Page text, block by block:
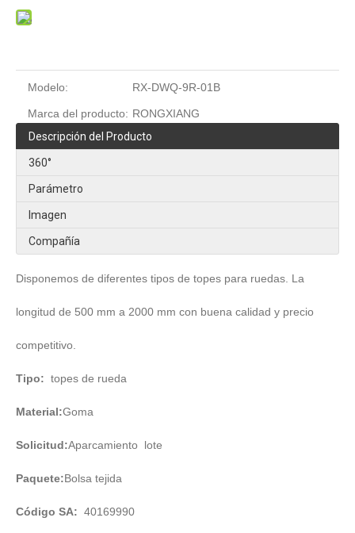
Modelo: RX-DWQ-9R-01B
Marca del producto: RONGXIANG
Descripción del Producto
360°
Parámetro
Imagen
Compañía
Disponemos de diferentes tipos de topes para ruedas. La
longitud de 500 mm a 2000 mm con buena calidad y precio
competitivo.
Tipo: topes de rueda
Material:Goma
Solicitud:Aparcamiento lote
Paquete:Bolsa tejida
Código SA: 40169990